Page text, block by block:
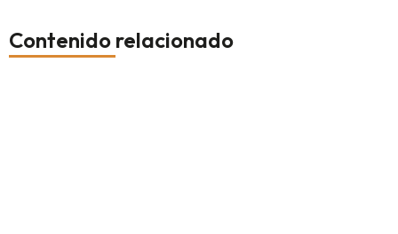
Contenido relacionado